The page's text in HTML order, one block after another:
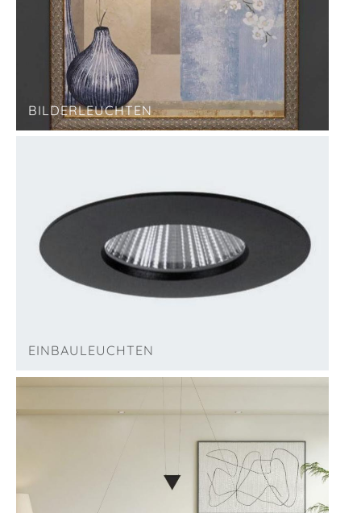
BILDERLEUCHTEN
EINBAULEUCHTEN